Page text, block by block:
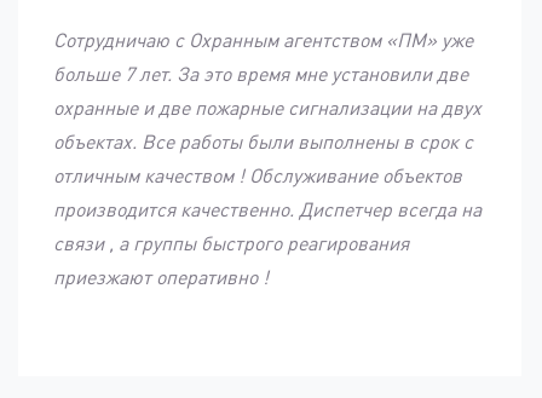
Сотрудничаю с Охранным агентством «ПМ» уже
больше 7 лет. За это время мне установили две
охранные и две пожарные сигнализации на двух
объектах. Все работы были выполнены в срок с
отличным качеством ! Обслуживание объектов
производится качественно. Диспетчер всегда на
связи , а группы быстрого реагирования
приезжают оперативно !